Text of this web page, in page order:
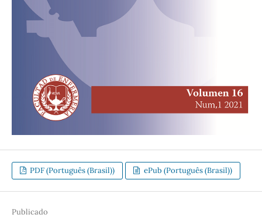
PDF (Português (Brasil)) ePub (Português (Brasil))
Publicado